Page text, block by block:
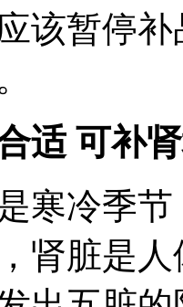
该暂停
适 可补
寒冷季
肾脏是